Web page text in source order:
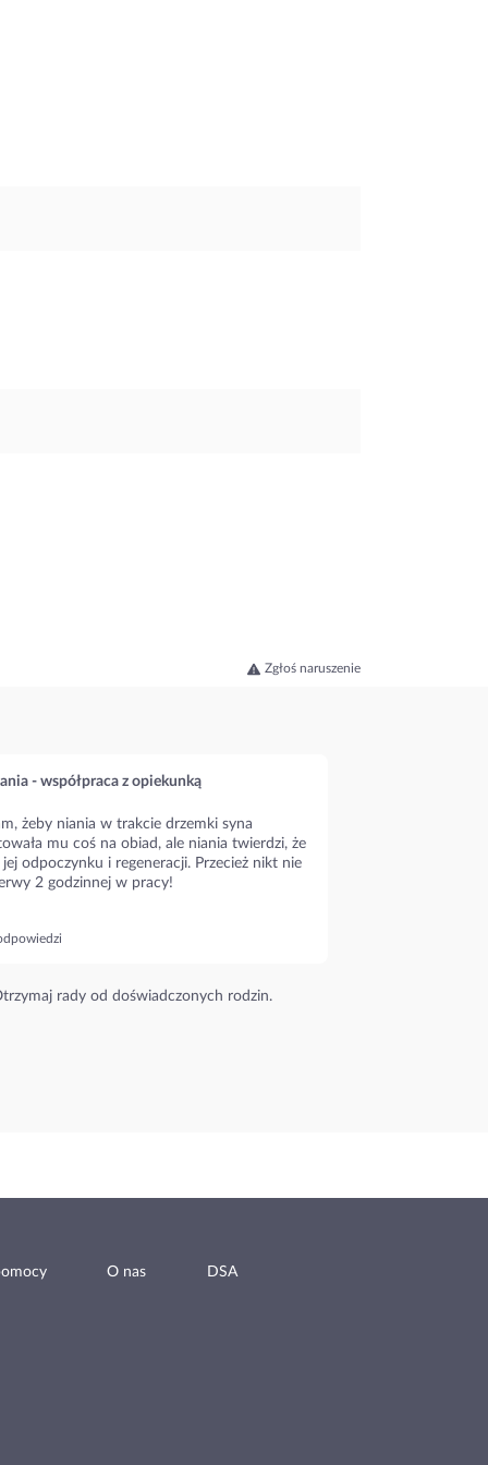
Zgłoś naruszenie
- współpraca z opiekunką
żeby niania w trakcie drzemki syna
mu coś na obiad, ale niania twierdzi, że
odpoczynku i regeneracji. Przecież nikt nie
2 godzinnej w pracy!
rady od doświadczonych rodzin.
O nas DSA